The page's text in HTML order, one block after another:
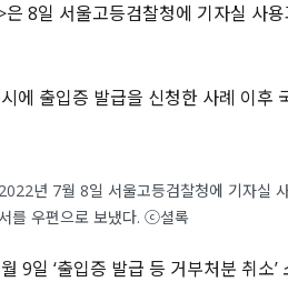
8일 서울고등검찰청에 기자실 사
에 출입증 발급을 신청한 사례 이후
년 7월 8일 서울고등검찰청에 기자실
를 우편으로 보냈다. ⓒ셜록
9일 ‘출입증 발급 등 거부처분 취소’